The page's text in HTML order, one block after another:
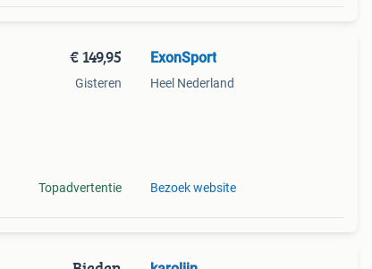
€ 149,95
Gisteren
Topadvertentie
ExonSport
Heel Nederland
Bezoek website